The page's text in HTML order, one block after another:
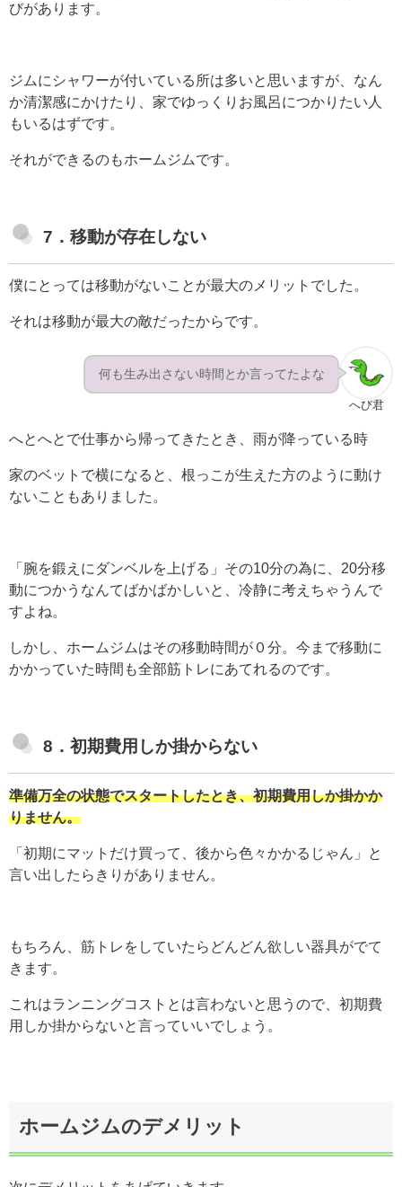
びがあります。
ジムにシャワーが付いている所は多いと思いますが、なん
か清潔感にかけたり、家でゆっくりお風呂につかりたい人
もいるはずです。
それができるのもホームジムです。
7．移動が存在しない
僕にとっては移動がないことが最大のメリットでした。
それは移動が最大の敵だったからです。
へび君
何も生み出さない時間とか言ってたよな
へとへとで仕事から帰ってきたとき、雨が降っている時
家のベットで横になると、根っこが生えた方のように動け
ないこともありました。
「腕を鍛えにダンベルを上げる」その10分の為に、20分移
動につかうなんてばかばかしいと、冷静に考えちゃうんで
すよね。
しかし、ホームジムはその移動時間が０分。今まで移動に
かかっていた時間も全部筋トレにあてれるのです。
8．初期費用しか掛からない
準備万全の状態でスタートしたとき、初期費用しか掛かか
りません。
「初期にマットだけ買って、後から色々かかるじゃん」と
言い出したらきりがありません。
もちろん、筋トレをしていたらどんどん欲しい器具がでて
きます。
これはランニングコストとは言わないと思うので、初期費
用しか掛からないと言っていいでしょう。
ホームジムのデメリット